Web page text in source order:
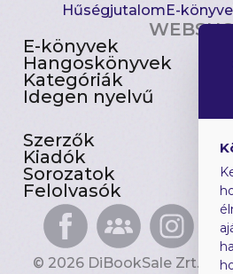
HűségjutalomE-
E-könyvek
Hangoskönyvek
Kategóriák
Idegen nyelvű
Szerzők
Kiadók
Sorozatok
Felolvasók
© 2026 DiBookSale Zrt.